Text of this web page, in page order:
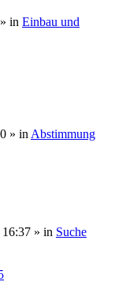
» in Einbau und
» in Abstimmung
16:37 » in Suche